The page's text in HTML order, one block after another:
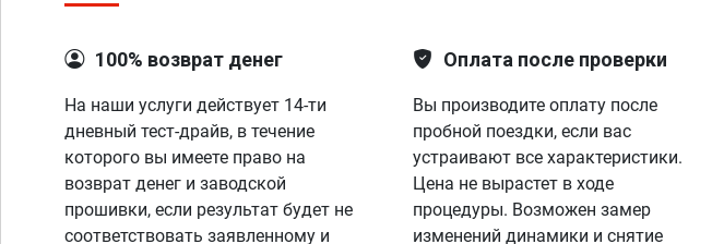
100% возврат денег
На наши услуги действует 14-ти
дневный тест-драйв, в течение
которого вы имеете право на
возврат денег и заводской
прошивки, если результат будет не
соответствовать заявленному и
Оплата после проверки
Вы производите оплату после
пробной поездки, если вас
устраивают все характеристики.
Цена не вырастет в ходе
процедуры. Возможен замер
изменений динамики и снятие